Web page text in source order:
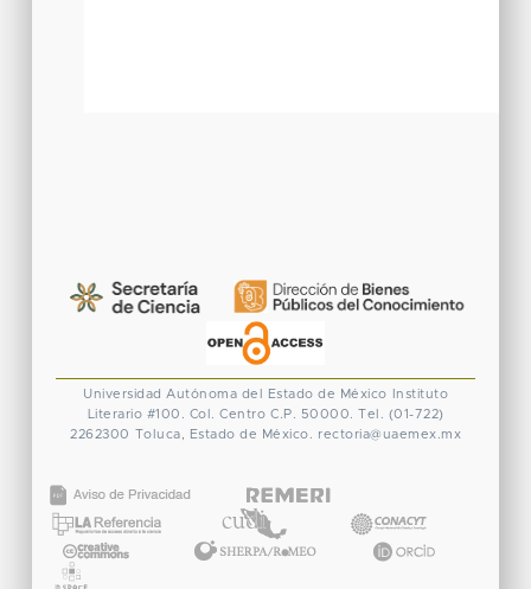
Universidad Autónoma del Estado de México
Instituto
Literario #100. Col. Centro C.P. 50000. Tel. (01-722)
2262300 Toluca, Estado de México. rectoria@uaemex.mx